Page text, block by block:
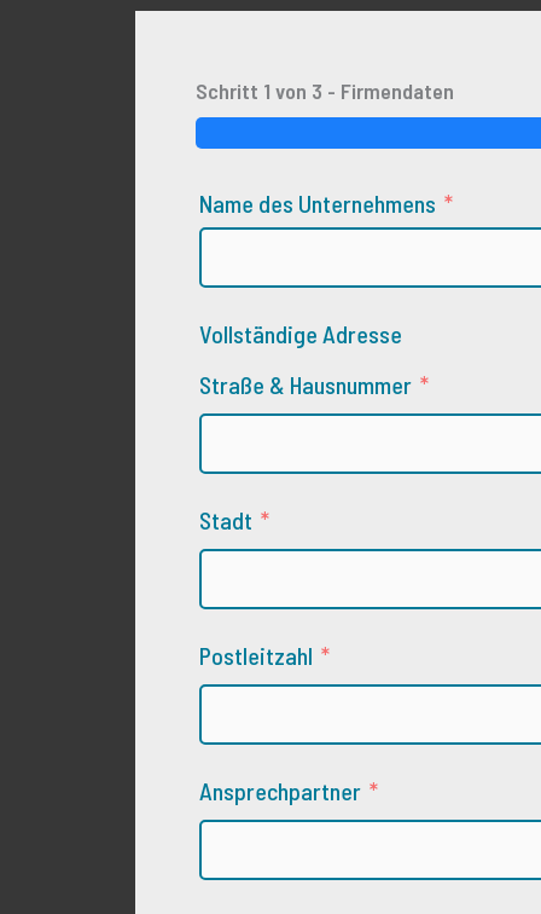
Schritt 1 von 3 - Firmendaten
Name des Unternehmens
Vollständige Adresse
Straße & Hausnummer
Stadt
Postleitzahl
Ansprechpartner